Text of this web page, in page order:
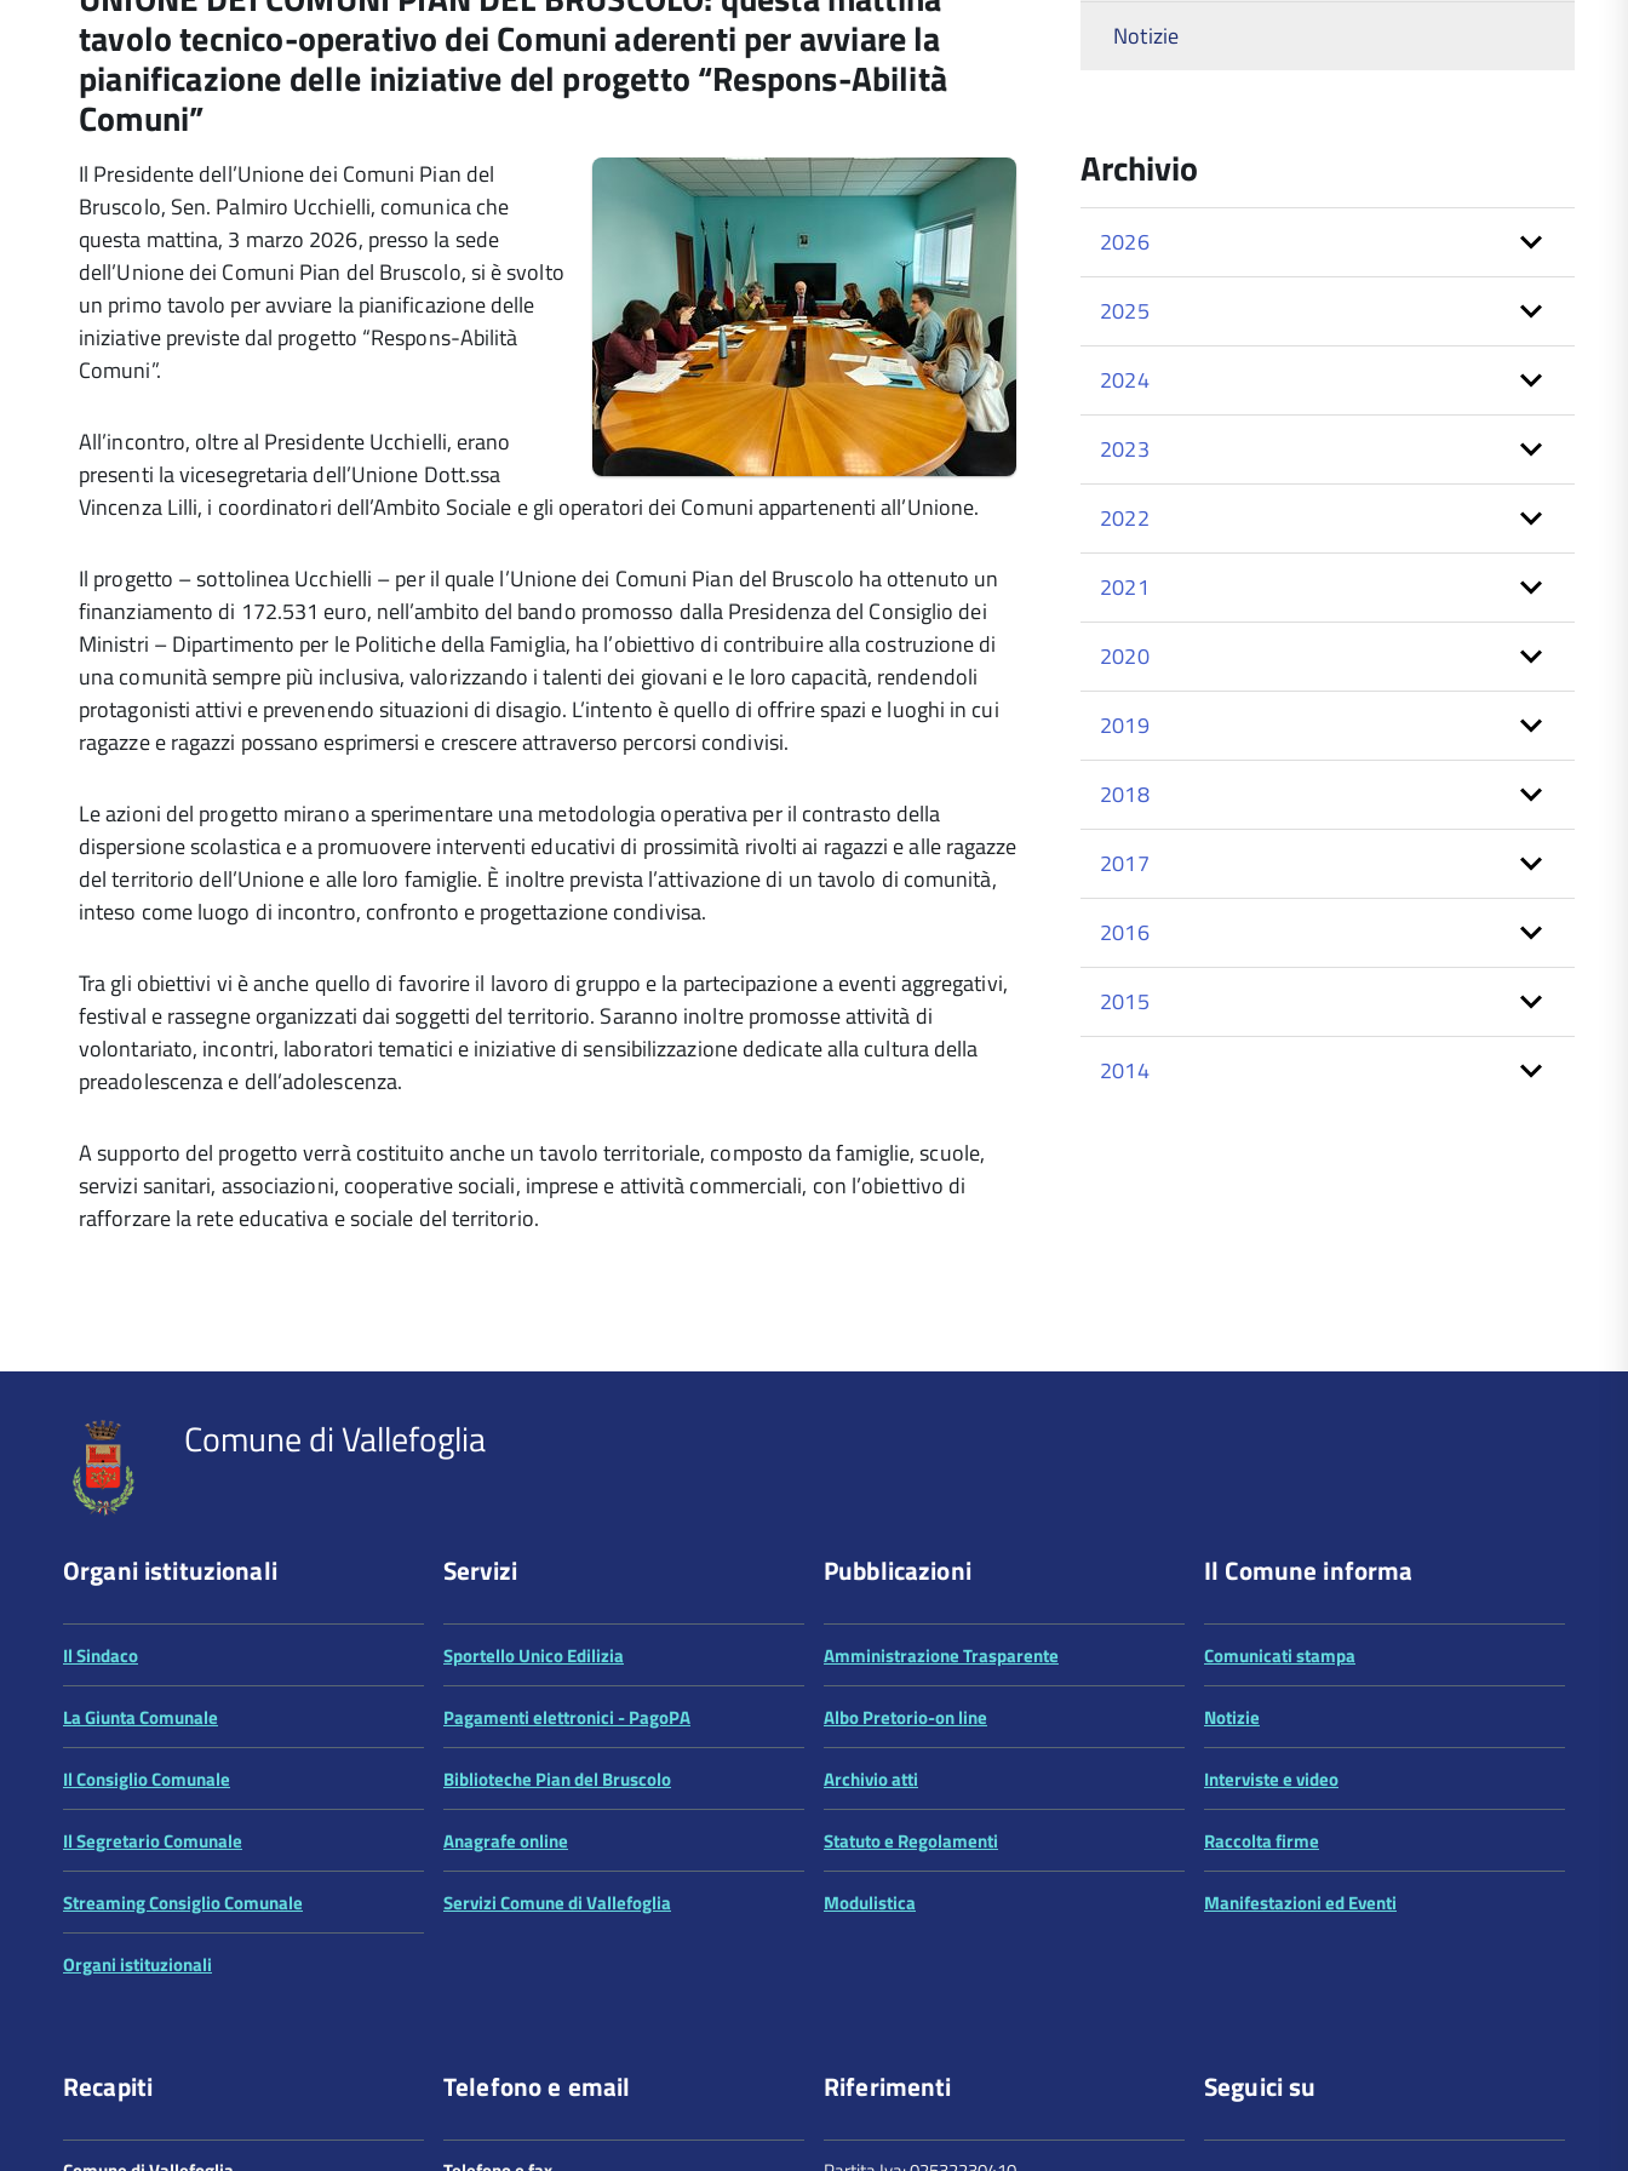
tavolo tecnico-operativo dei Comuni aderenti per avviare la
pianificazione delle iniziative del progetto “Respons-Abilità
Comuni”
Il Presidente dell’Unione dei Comuni Pian del
Bruscolo, Sen. Palmiro Ucchielli, comunica che
questa mattina, 3 marzo 2026, presso la sede
dell’Unione dei Comuni Pian del Bruscolo, si è svolto
un primo tavolo per avviare la pianificazione delle
iniziative previste dal progetto “Respons-Abilità
Comuni”.
All’incontro, oltre al Presidente Ucchielli, erano
presenti la vicesegretaria dell’Unione Dott.ssa
Vincenza Lilli, i coordinatori dell’Ambito Sociale e gli operatori dei Comuni appartenenti all’Unione.
Il progetto – sottolinea Ucchielli – per il quale l’Unione dei Comuni Pian del Bruscolo ha ottenuto un
finanziamento di 172.531 euro, nell’ambito del bando promosso dalla Presidenza del Consiglio dei
Ministri – Dipartimento per le Politiche della Famiglia, ha l’obiettivo di contribuire alla costruzione di
una comunità sempre più inclusiva, valorizzando i talenti dei giovani e le loro capacità, rendendoli
protagonisti attivi e prevenendo situazioni di disagio. L’intento è quello di offrire spazi e luoghi in cui
ragazze e ragazzi possano esprimersi e crescere attraverso percorsi condivisi.
Le azioni del progetto mirano a sperimentare una metodologia operativa per il contrasto della
dispersione scolastica e a promuovere interventi educativi di prossimità rivolti ai ragazzi e alle ragazze
del territorio dell’Unione e alle loro famiglie. È inoltre prevista l’attivazione di un tavolo di comunità,
inteso come luogo di incontro, confronto e progettazione condivisa.
Tra gli obiettivi vi è anche quello di favorire il lavoro di gruppo e la partecipazione a eventi aggregativi,
festival e rassegne organizzati dai soggetti del territorio. Saranno inoltre promosse attività di
volontariato, incontri, laboratori tematici e iniziative di sensibilizzazione dedicate alla cultura della
preadolescenza e dell’adolescenza.
A supporto del progetto verrà costituito anche un tavolo territoriale, composto da famiglie, scuole,
servizi sanitari, associazioni, cooperative sociali, imprese e attività commerciali, con l’obiettivo di
rafforzare la rete educativa e sociale del territorio.
Notizie
Archivio
2026
2025
2024
2023
2022
2021
2020
2019
2018
2017
2016
2015
2014
Comune di Vallefoglia
Organi istituzionali
Il Sindaco
La Giunta Comunale
Il Consiglio Comunale
Il Segretario Comunale
Streaming Consiglio Comunale
Organi istituzionali
Servizi
Sportello Unico Edilizia
Pagamenti elettronici - PagoPA
Biblioteche Pian del Bruscolo
Anagrafe online
Servizi Comune di Vallefoglia
Pubblicazioni
Amministrazione Trasparente
Albo Pretorio-on line
Archivio atti
Statuto e Regolamenti
Modulistica
Il Comune informa
Comunicati stampa
Notizie
Interviste e video
Raccolta firme
Manifestazioni ed Eventi
Recapiti Telefono e email Riferimenti Seguici su